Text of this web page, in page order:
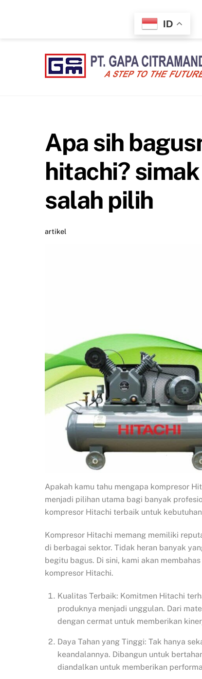
ID
Apa sih
hitachi?
salah pilih
artikel
Apakah kamu tahu mengapa kompresor
menjadi pilihan utama bagi banyak
kompresor Hitachi terbaik untuk
Kompresor Hitachi memang memiliki
di berbagai sektor. Tidak heran banyak
begitu bagus. Di sini, kami akan
kompresor Hitachi.
Kualitas Terbaik: Komitmen Hitachi
produknya menjadi unggulan. Dari
dengan cermat untuk memberikan
Daya Tahan yang Tinggi: Tak hanya
keandalannya. Dibangun untuk
diandalkan untuk memberikan